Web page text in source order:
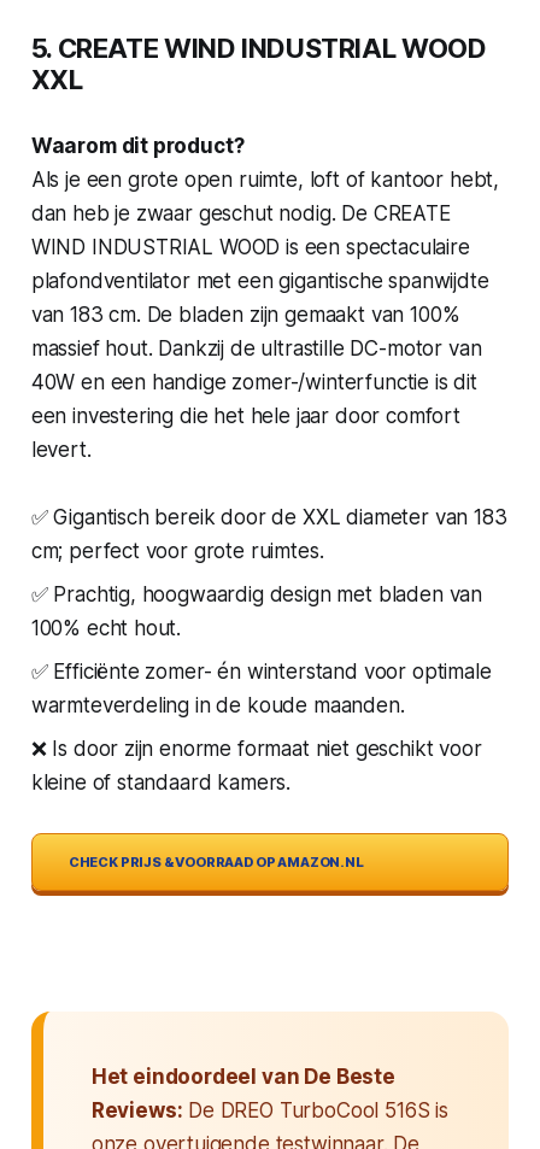
5. CREATE WIND INDUSTRIAL WOOD
XXL
Waarom dit product?
Als je een grote open ruimte, loft of kantoor hebt,
dan heb je zwaar geschut nodig. De CREATE
WIND INDUSTRIAL WOOD is een spectaculaire
plafondventilator met een gigantische spanwijdte
van 183 cm. De bladen zijn gemaakt van 100%
massief hout. Dankzij de ultrastille DC-motor van
40W en een handige zomer-/winterfunctie is dit
een investering die het hele jaar door comfort
levert.
✅ Gigantisch bereik door de XXL diameter van 183
cm; perfect voor grote ruimtes.
✅ Prachtig, hoogwaardig design met bladen van
100% echt hout.
✅ Efficiënte zomer- én winterstand voor optimale
warmteverdeling in de koude maanden.
❌ Is door zijn enorme formaat niet geschikt voor
kleine of standaard kamers.
CHECK PRIJS & VOORRAAD OP AMAZON.NL
Het eindoordeel van De Beste
Reviews: De DREO TurboCool 516S is
onze overtuigende testwinnaar. De